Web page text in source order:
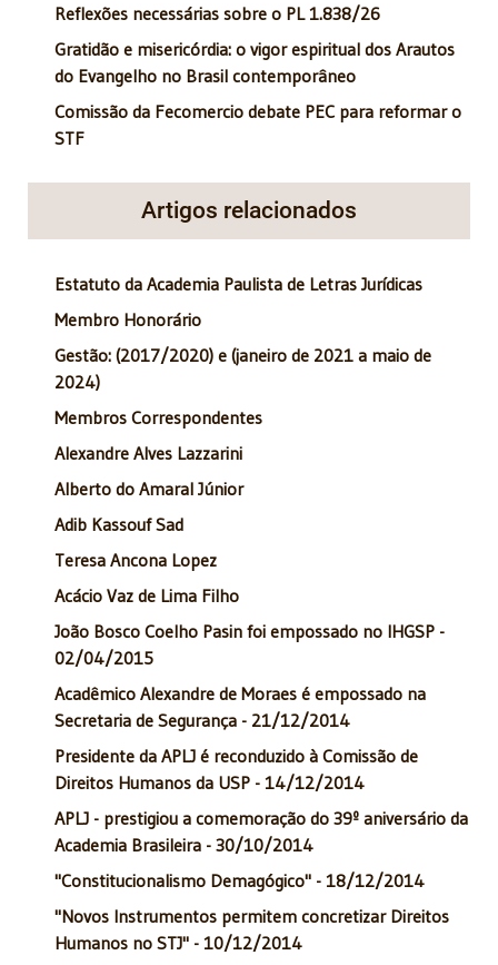
Reflexões necessárias sobre o PL 1.838/26
Gratidão e misericórdia: o vigor espiritual dos Arautos
do Evangelho no Brasil contemporâneo
Comissão da Fecomercio debate PEC para reformar o
STF
Artigos relacionados
Estatuto da Academia Paulista de Letras Jurídicas
Membro Honorário
Gestão: (2017/2020) e (janeiro de 2021 a maio de
2024)
Membros Correspondentes
Alexandre Alves Lazzarini
Alberto do Amaral Júnior
Adib Kassouf Sad
Teresa Ancona Lopez
Acácio Vaz de Lima Filho
João Bosco Coelho Pasin foi empossado no IHGSP -
02/04/2015
Acadêmico Alexandre de Moraes é empossado na
Secretaria de Segurança - 21/12/2014
Presidente da APLJ é reconduzido à Comissão de
Direitos Humanos da USP - 14/12/2014
APLJ - prestigiou a comemoração do 39º aniversário da
Academia Brasileira - 30/10/2014
"Constitucionalismo Demagógico" - 18/12/2014
"Novos Instrumentos permitem concretizar Direitos
Humanos no STJ" - 10/12/2014